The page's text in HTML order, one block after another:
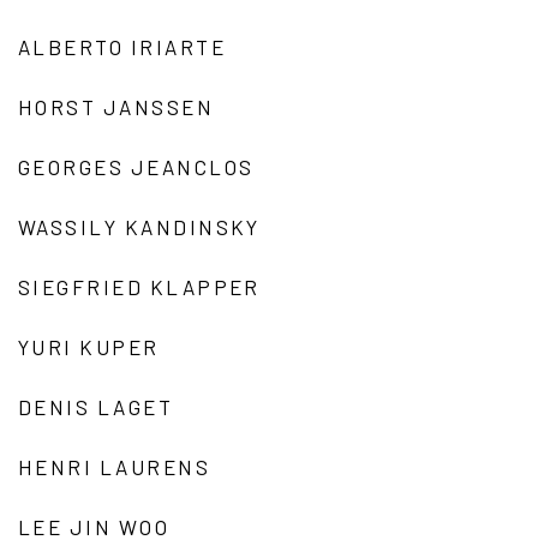
ALBERTO IRIARTE
HORST JANSSEN
GEORGES JEANCLOS
WASSILY KANDINSKY
SIEGFRIED KLAPPER
YURI KUPER
DENIS LAGET
HENRI LAURENS
LEE JIN WOO